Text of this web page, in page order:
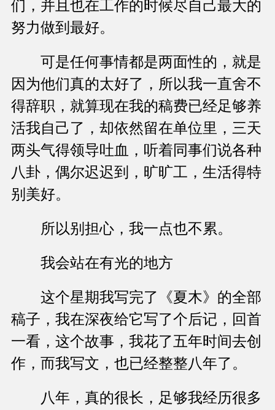
们，并且也在工作的时候尽自己最大的
努力做到最好。
可是任何事情都是两面性的，就是
因为他们真的太好了，所以我一直舍不
得辞职，就算现在我的稿费已经足够养
活我自己了，却依然留在单位里，三天
两头气得领导吐血，听着同事们说各种
八卦，偶尔迟迟到，旷旷工，生活得特
别美好。
所以别担心，我一点也不累。
我会站在有光的地方
这个星期我写完了《夏木》的全部
稿子，我在深夜给它写了个后记，回首
一看，这个故事，我花了五年时间去创
作，而我写文，也已经整整八年了。
八年，真的很长，足够我经历很多